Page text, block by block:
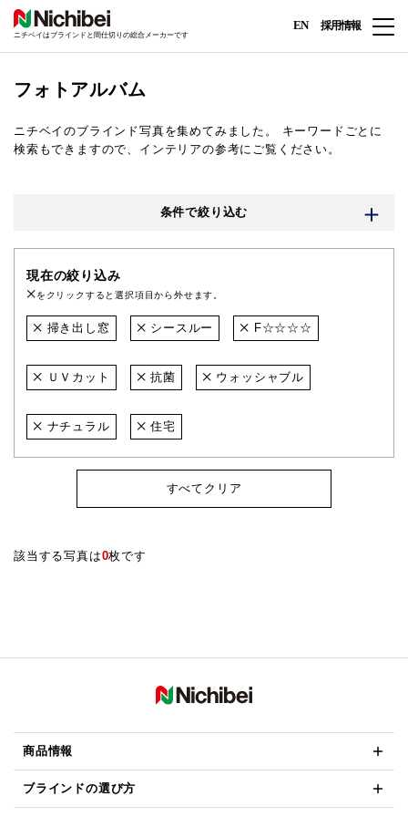
ニチベイはブラインドと間仕切りの総合メーカーです
EN 採用情報
フォトアルバム
ニチベイのブラインド写真を集めてみました。
キーワードごとに
検索もできますので、インテリアの参考にご覧ください。
条件で絞り込む
現在の絞り込み
をクリックすると選択項目から外せます。
掃き出し窓 シースルー F☆☆☆☆
ＵＶカット 抗菌 ウォッシャブル
ナチュラル 住宅
すべてクリア
該当する写真は0枚です
商品情報
ブラインドの選び方